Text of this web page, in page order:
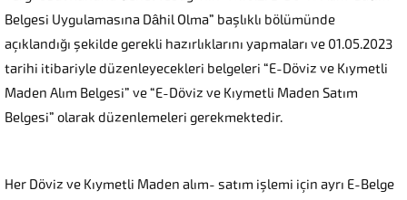
Belgesi Uygulamasına Dâhil Olma” başlıklı bölümünde
açıklandığı şekilde gerekli hazırlıklarını yapmaları ve 01.05.2023
tarihi itibariyle düzenleyecekleri belgeleri “E-Döviz ve Kıymetli
Maden Alım Belgesi” ve “E-Döviz ve Kıymetli Maden Satım
Belgesi” olarak düzenlemeleri gerekmektedir.
Her Döviz ve Kıymetli Maden alım- satım işlemi için ayrı E-Belge